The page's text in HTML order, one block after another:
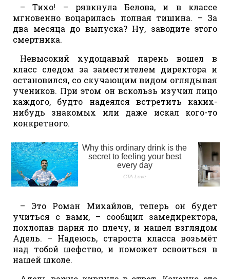
– Тихо! – рявкнула Белова, и в классе
мгновенно воцарилась полная тишина. – За
два месяца до выпуска? Ну, заводите этого
смертника.
Невысокий худощавый парень вошел в
класс следом за заместителем директора и
остановился, со скучающим видом оглядывая
учеников. При этом он вскользь изучил лицо
каждого, будто надеялся встретить каких-
нибудь знакомых или даже искал кого-то
конкретного.
– Это Роман Михайлов, теперь он будет
учиться с вами, – сообщил замедиректора,
похлопав парня по плечу, и нашел взглядом
Адель. – Надеюсь, староста класса возьмёт
над тобой шефство, и поможет освоиться в
нашей школе.